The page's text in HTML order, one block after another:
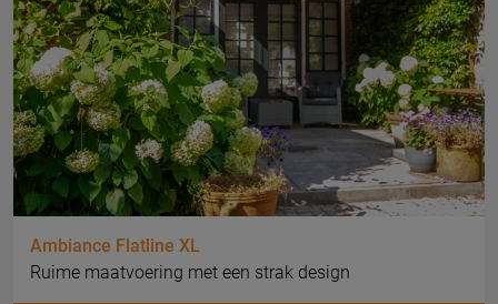
Ambiance Flatline XL
Ruime maatvoering met een strak design